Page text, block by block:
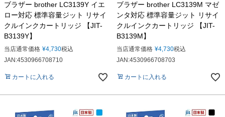
ブラザー brother LC3139Y イエ
ロー対応 標準容量ジット リサイ
クルインクカートリッジ 【JIT-
B3139Y】
当店通常価格 ¥4,730税込
JAN:4530966708710
カートに入れる
ブラザー brother LC3139M マゼ
ンタ対応 標準容量ジット リサイ
クルインクカートリッジ 【JIT-
B3139M】
当店通常価格 ¥4,730税込
JAN:4530966708703
カートに入れる